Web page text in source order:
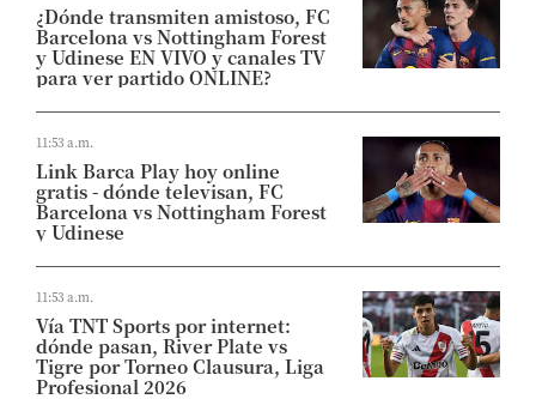
¿Dónde transmiten amistoso, FC
Barcelona vs Nottingham Forest
y Udinese EN VIVO y canales TV
para ver partido ONLINE?
11:53 a.m.
Link Barca Play hoy online
gratis - dónde televisan, FC
Barcelona vs Nottingham Forest
y Udinese
11:53 a.m.
Vía TNT Sports por internet:
dónde pasan, River Plate vs
Tigre por Torneo Clausura, Liga
Profesional 2026